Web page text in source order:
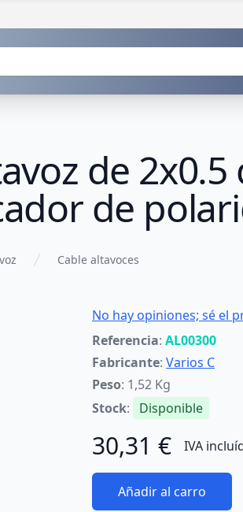
de
de
Cable altavoces
No hay opiniones; sé el
Referencia: AL00300
Fabricante: Varios C
Peso: 1,52 Kg
Stock: Disponible
30,31 € IVA
Añadir al carro